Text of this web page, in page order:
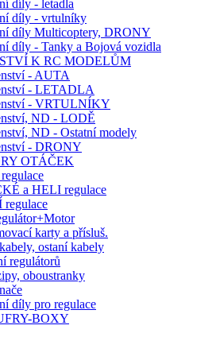
díly - letadla
díly - vrtulníky
díly Multicoptery, DRONY
díly - Tanky a Bojová vozidla
K RC MODELŮM
- AUTA
- LETADLA
- VRTULNÍKY
ND - LODĚ
ND - Ostatní modely
- DRONY
OTÁČEK
a HELI regulace
karty a přísluš.
ostaní kabely
regulátorů
oboustranky
díly pro regulace
BOXY